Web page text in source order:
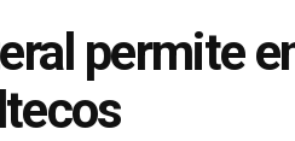
permite